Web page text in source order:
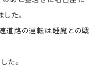
た。
道路の運転は睡魔との戦
た。